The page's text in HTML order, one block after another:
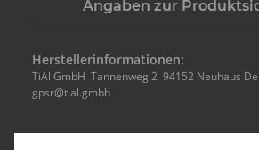
Angaben zur
Herstellerinformationen:
TiAl GmbH Tannenweg 2 94152 Neuhaus
gpsr@tial.gmbh